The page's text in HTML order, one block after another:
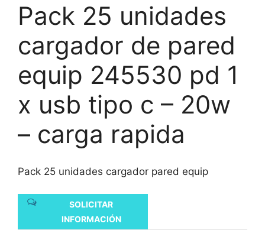
Pack 25 unidades
cargador de pared
equip 245530 pd 1
x usb tipo c – 20w
– carga rapida
Pack 25 unidades cargador pared equip
SOLICITAR
INFORMACIÓN